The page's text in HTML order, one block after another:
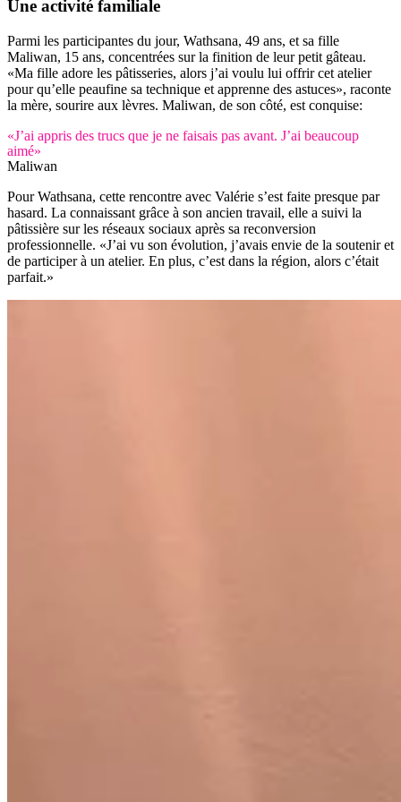
Une activité familiale
Parmi les participantes du jour, Wathsana, 49 ans, et sa fille
Maliwan, 15 ans, concentrées sur la finition de leur petit gâteau.
«Ma fille adore les pâtisseries, alors j’ai voulu lui offrir cet atelier
pour qu’elle peaufine sa technique et apprenne des astuces», raconte
la mère, sourire aux lèvres. Maliwan, de son côté, est conquise:
«J’ai appris des trucs que je ne faisais pas avant. J’ai beaucoup
aimé»
Maliwan
Pour Wathsana, cette rencontre avec Valérie s’est faite presque par
hasard. La connaissant grâce à son ancien travail, elle a suivi la
pâtissière sur les réseaux sociaux après sa reconversion
professionnelle. «J’ai vu son évolution, j’avais envie de la soutenir et
de participer à un atelier. En plus, c’est dans la région, alors c’était
parfait.»